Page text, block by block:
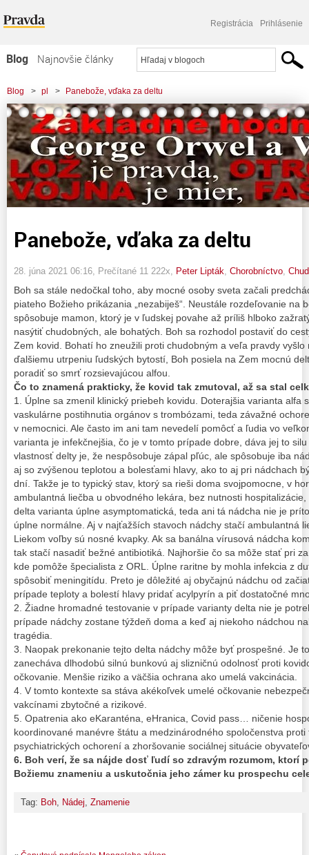
Registrácia Prihlásenie
Blog
Najnovšie články
Najčítanejšie články
Najkomentovanejšie články
Zoznam blogov
Komerčné blogy
Blog > pl > Panebože, vďaka za deltu
Panebože, vďaka za deltu
28. júna 2021 06:16 , Prečítané 11 222x, Peter Lipták Chorobníctvo
Boh sa stále nedočkal toho, aby mocné osoby sveta začali
piateho Božieho prikázania „nezabiješ“. Neustále rozdeľovanie na
spôsobuje mamon, ktorý je v ľudskej povahe až príliš hlboko
nasýtiť chudobných, ale bohatých. Boh sa rozhodol postaviť do
Zem kovid. Bohatí ho zneužili proti chudobným a veľa pravdy vyšlo
ďalšiemu utrpeniu ľudských bytostí, Boh posiela na Zem mocnú
poradiť so smrť rozsievajúcou alfou.
Čo to znamená prakticky, že kovid tak zmutoval, až sa stal
1. Úplne sa zmenil klinický priebeh kovidu. Doterajšia varianta alfa
vaskulárne postihnutia orgánov s trombózami, teda závažné
v nemocnici. Ale často im ani tam nevedelí pomôcť a ľudia vo
varianta je infekčnejšia, čo je v tomto prípade dobre, dáva jej to
vlastnosť delty je, že nespôsobuje zápal pľúc, ale spôsobuje iba
aj so zvýšenou teplotou a bolesťami hlavy, ako to aj pri nádchach
dní. Takže je to typický stav, ktorý sa rieši doma svojpomocne, v
ambulantná liečba u obvodného lekára, bez nutnosti
delta varianta úplne asymptomatická, teda ani tá nádcha nie je
úplne normálne. Aj v najťažších stavoch nádchy stačí ambulantná
Liekom voľby sú nosné kvapky. Ak sa banálna vírusová nádcha
tak stačí nasadiť bežné antibiotiká. Najhoršie čo sa môže stať pri
kde pomôže špecialista z ORL. Úplne raritne by mohla infekcia z
spôsobiť meningitídu. Preto je dôležité aj obyčajnú nádchu od
prípade teploty a bolestí hlavy pridať acylpyrín a piť dostatočné
2. Žiadne hromadné testovanie v prípade varianty delta nie je
prípade nádchy zostane týždeň doma a keď aj niekoho nádchou
tragédia.
3. Naopak prekonanie tejto delta nádchy môže byť prospešné. Je
zanecháva dlhodobú silnú bunkovú aj slizničnú odolnosť proti
očkovanie. Menšie riziko a väčšia ochrana ako umelá vakcinácia.
4. V tomto kontexte sa stáva akékoľvek umelé očkovanie
vakcínami zbytočné a rizikové.
5. Opatrenia ako eKaranténa, eHranica, Covid pass… ničenie
koordinované manévre štátu a medzinárodného spoločenstva
psychiatrických ochorení a zhoršovanie sociálnej situácie
6. Boh verí, že sa nájde dosť ľudí so zdravým rozumom, ktorí
Božiemu znameniu a uskutočnia jeho zámer ku prospechu
Tag: Boh Nádej Znamenie